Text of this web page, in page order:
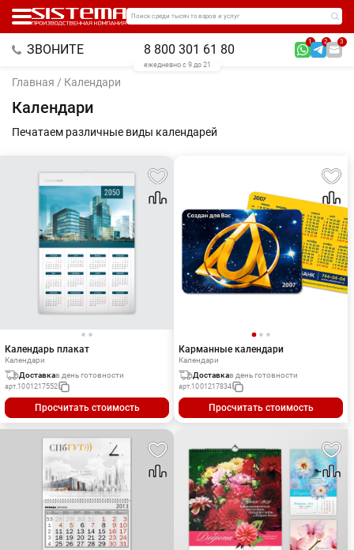
Поиск среди тысяч товаров и услуг
ЗВОНИТЕ 8 800 301 61 80
1 2 3
ежедневно с 9 до 21
Главная / Календари
Календари
Печатаем различные виды календарей
Календарь плакат
Календари
Доставкав день готовности
арт.1001217552
Просчитать стоимость
Карманные календари
Календари
Доставкав день готовности
арт.1001217834
Просчитать стоимость